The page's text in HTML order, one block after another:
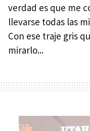
verdad es que me
llevarse todas las
Con ese traje gris
mirarlo...